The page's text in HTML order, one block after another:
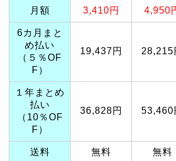
月額 3,410円 4,950
6カ月まと
め払い
（５％OF
F）
19,437円 28,215
１年まとめ
払い
（10％OF
F）
36,828円 53,460
送料 無料 無料